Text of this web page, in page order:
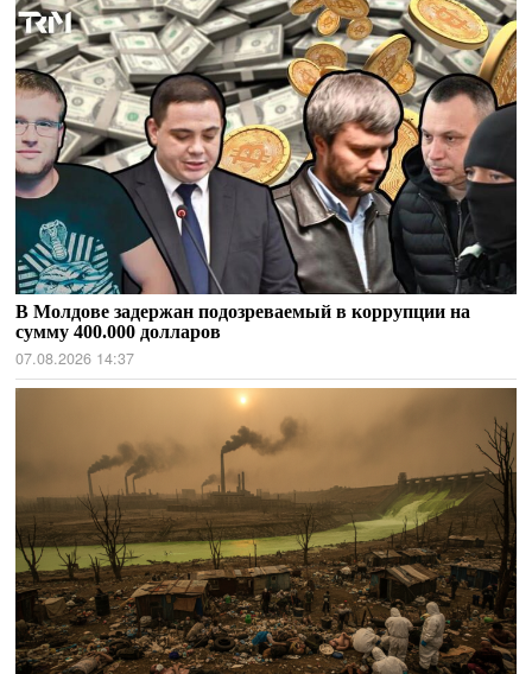
В Молдове задержан подозреваемый в коррупции на
сумму 400.000 долларов
07.08.2026 14:37